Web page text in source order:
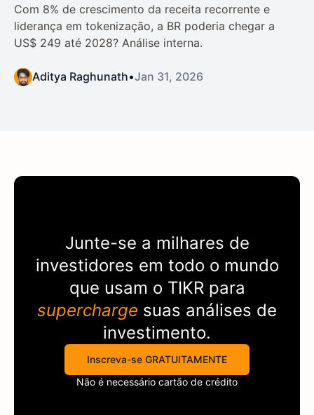
Com 8% de crescimento da receita recorrente e
liderança em tokenização, a BR poderia chegar a
US$ 249 até 2028? Análise interna.
Aditya Raghunath•Jan 31, 2026
Junte-se a milhares de
investidores em todo o mundo
que usam o TIKR para
supercharge suas análises de
investimento.
Inscreva-se GRATUITAMENTE
Não é necessário cartão de crédito